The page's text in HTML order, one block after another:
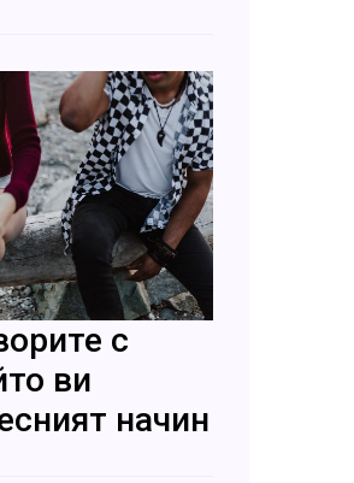
с
ви
начин